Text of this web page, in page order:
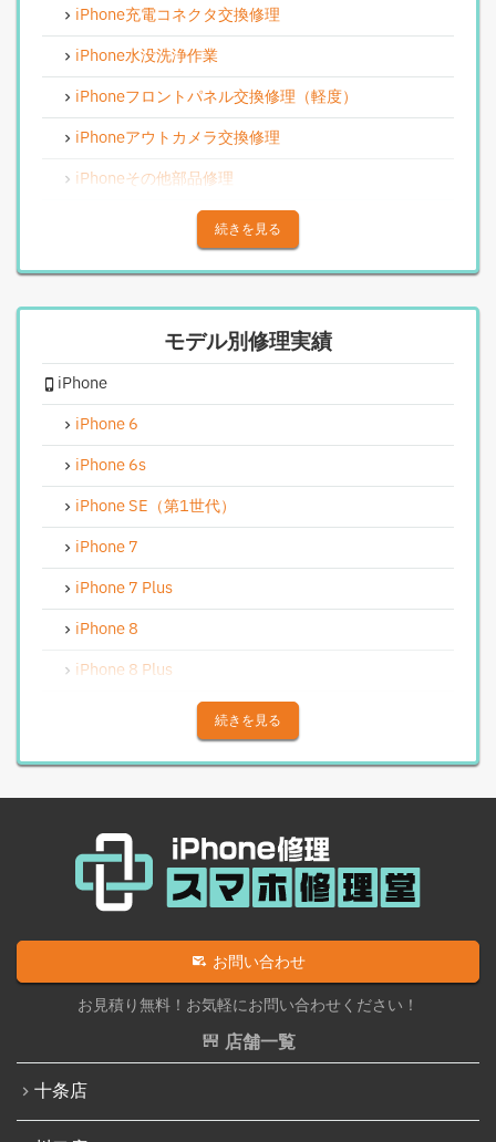
iPhone充電コネクタ交換修理
iPhone水没洗浄作業
iPhoneフロントパネル交換修理（軽度）
iPhoneアウトカメラ交換修理
iPhoneその他部品修理
iPhoneアウトカメラレンズ交換修理
iPhoneスピーカー関連修理
iPhoneカメラレンズガラス交換修理
iPhoneインカメラ交換修理
iPhoneリンゴループ、システム復旧
iPhone基板破損修理（軽度）
iPhoneバイブレータ交換修理
Android修理実績
Androidフロントパネル交換修理
Androidバッテリー交換
Android水没洗浄作業
Androidその他部品修理
Android基板破損修理（重度）
Androidロゴループ、システム復旧
Android基板破損修理（軽度）
iPad修理実績
iPadフロントパネル交換修理（ガラス割れ・タッチ不
iPadバッテリー交換
iPadパネル交換修理（ガラス液晶一体型）
iPad液晶パネル交換修理（画面表示不良）
続きを見る
モデル別修理実績
iPhone
iPhone 6
iPhone 6s
iPhone SE（第1世代）
iPhone 7
iPhone 7 Plus
iPhone 8
iPhone 8 Plus
iPhone XS Max
iPhone XR
iPhone 11
iPhone 11 Pro
iPhone 11 Pro Max
iPhone SE（第2世代）
iPhone 12 Pro
iPhone 12 mini
続きを見る
お問い合わせ
お見積り無料！お気軽にお問い合わせください！
店舗一覧
十条店